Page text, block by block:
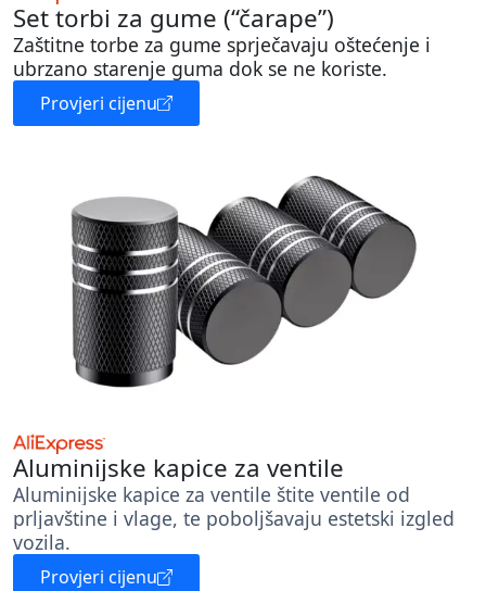
Set torbi za gume (“čarape”)
Zaštitne torbe za gume sprječavaju oštećenje i
ubrzano starenje guma dok se ne koriste.
Provjeri cijenu
Aluminijske kapice za ventile
Aluminijske kapice za ventile štite ventile od
prljavštine i vlage, te poboljšavaju estetski izgled
vozila.
Provjeri cijenu